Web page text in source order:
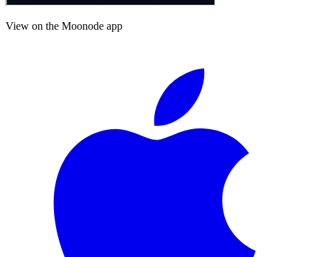
View on the Moonode app